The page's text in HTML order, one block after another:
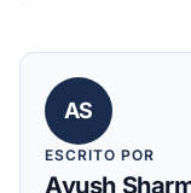
AS
ESCRITO POR
Ayush